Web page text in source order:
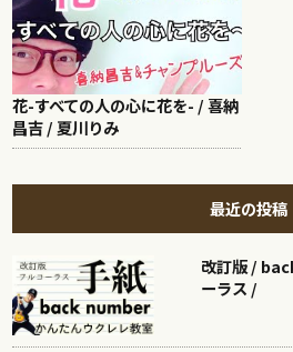
花-すべての人の心に花を- / 喜納
昌吉 / 夏川りみ
最近の投稿
改訂版 /
ーラス /